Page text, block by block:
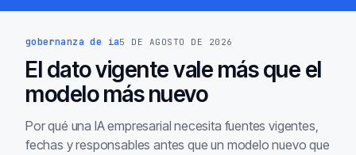
gobernanza de ia5 DE AGOSTO DE 2026
El dato vigente vale más que el
modelo más nuevo
Por qué una IA empresarial necesita fuentes vigentes,
fechas y responsables antes que un modelo nuevo que